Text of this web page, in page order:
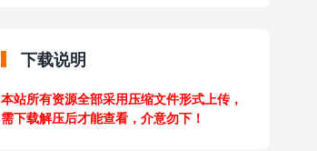
下载说明
本站所有资源全部采用压缩文件形式上传，
需下载解压后才能查看，介意勿下！